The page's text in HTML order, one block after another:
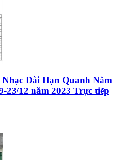
Dài Hạn Quanh Năm
23/12 năm 2023 Trực tiếp